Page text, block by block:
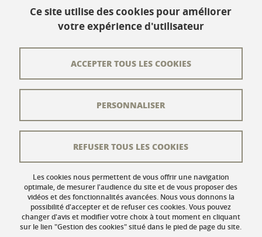
L'équipe éditoriale
Crédits
Mentions légales
Données personnelles
Gestion des cookies
Accessibilité : non conforme
Ce site utilise des cookies pour améliorer
votre expérience d'utilisateur
Les cookies nous permettent de vous offrir une navigation
optimale, de mesurer l'audience du site et de vous proposer des
vidéos et des fonctionnalités avancées. Nous vous donnons la
possibilité d'accepter et de refuser ces cookies. Vous pouvez
changer d'avis et modifier votre choix à tout moment en cliquant
sur le lien "Gestion des cookies" situé dans le pied de page du site.
ACCEPTER TOUS LES COOKIES
REFUSER TOUS LES COOKIES
PERSONNALISER